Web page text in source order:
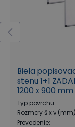
Biela
stenu 1+1
1200 x 900 mm
Typ povrchu:
Rozmery š x v (mm)
Prevedenie: